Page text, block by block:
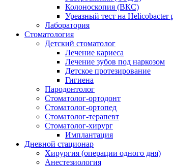
Колоноскопия (ВКС)
Уреазный тест на Helicobacter
Лаборатория
Стоматология
Детский стоматолог
Лечение кариеса
Лечение зубов под наркозом
Детское протезирование
Гигиена
Пародонтолог
Стоматолог-ортодонт
Стоматолог-ортопед
Стоматолог-терапевт
Стоматолог-хирург
Имплантация
Дневной стационар
Хирургия (операции одного дня)
Анестезиология